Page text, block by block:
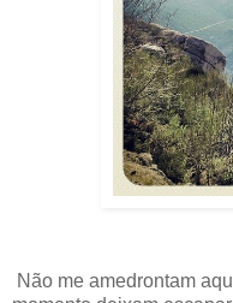
Não me amedrontam